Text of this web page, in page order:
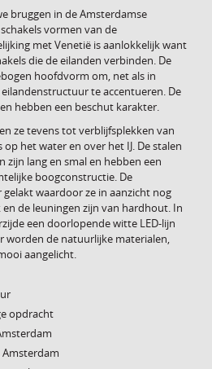
bruggen in de Amsterdamse
vormen van de
met Venetië is aanlokkelijk want
die de eilanden verbinden. De
hoofdvorm om, net als in
te accentueren. De
hebben een beschut karakter.
ze tevens tot verblijfsplekken van
het water en over het IJ. De stalen
zijn lang en smal en hebben een
boogconstructie. De
waardoor ze in aanzicht nog
de leuningen zijn van hardhout. In
een doorlopende witte LED-lijn
worden de natuurlijke materialen,
aangelicht.
opdracht